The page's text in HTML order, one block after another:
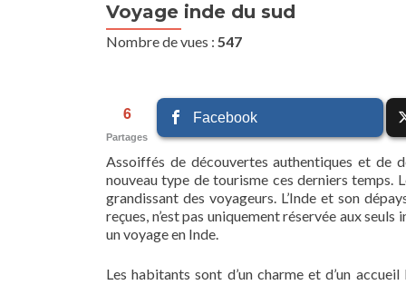
Voyage inde du sud
Nombre de vues : 547
6
Partages
Facebook
Assoiffés de découvertes authentiques et de
nouveau type de tourisme ces derniers temps.
grandissant des voyageurs. L’Inde et son
reçues, n’est pas uniquement réservée aux
un voyage en Inde.
Les habitants sont d’un charme et d’un